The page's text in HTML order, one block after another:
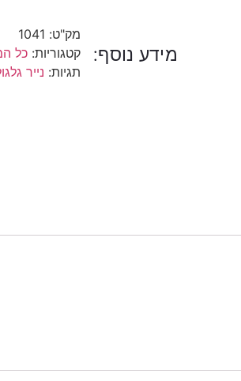
מידע נוסף:
מק"ט: 1041
קטגוריות: כל
תגיות: נייר